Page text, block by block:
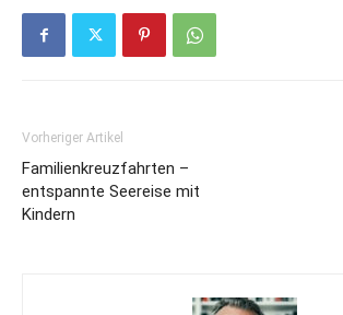
Vorheriger Artikel
Familienkreuzfahrten –
entspannte Seereise mit
Kindern